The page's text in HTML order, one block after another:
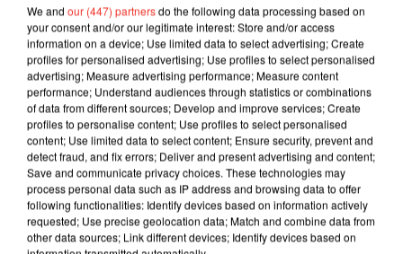
We and our (447) partnersdo the following data processing based on
your consent and/or our legitimate interest: Store and/or access
information on a device; Use limited data to select advertising; Create
profiles for personalised advertising; Use profiles to select personalised
advertising; Measure advertising performance; Measure content
performance; Understand audiences through statistics or combinations
of data from different sources; Develop and improve services; Create
profiles to personalise content; Use profiles to select personalised
content; Use limited data to select content; Ensure security, prevent and
detect fraud, and fix errors; Deliver and present advertising and content;
Save and communicate privacy choices. These technologies may
process personal data such as IP address and browsing data to offer
following functionalities: Identify devices based on information actively
requested; Use precise geolocation data; Match and combine data from
other data sources; Link different devices; Identify devices based on